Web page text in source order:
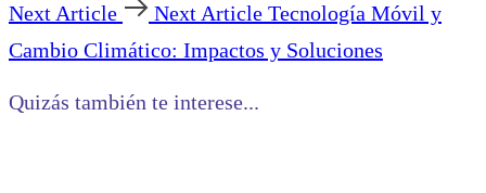
Next Article
Next Article Tecnología Móvil y
Cambio Climático: Impactos y Soluciones
Quizás también te interese...